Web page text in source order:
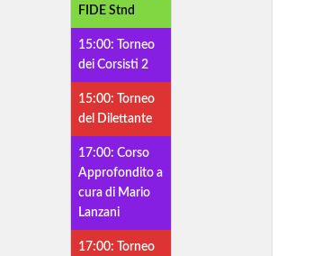
FIDE Stnd
15:00: Torneo
dei Corsisti 2
15:00: Torneo
del Dilettante
17:00: Corso
Approfondito a
cura di Mario
Lanzani
17:00: Torneo